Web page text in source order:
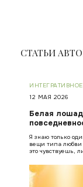
СТАТЬИ
12 МАЯ 2026
Белая
Я знаю только
вещи типа любви
это чувствуешь,